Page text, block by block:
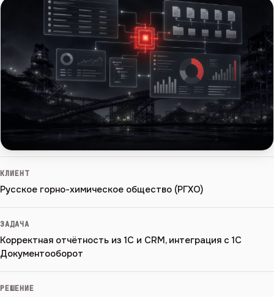
КЛИЕНТ
Русское горно-химическое общество (РГХО)
ЗАДАЧА
Корректная отчётность из 1С и CRM, интеграция с 1С
Документооборот
РЕШЕНИЕ